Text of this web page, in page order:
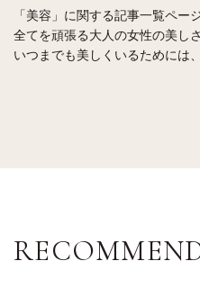
「美容」に関する記事一覧ペー
全てを頑張る大人の女性の美し
いつまでも美しくいるためには